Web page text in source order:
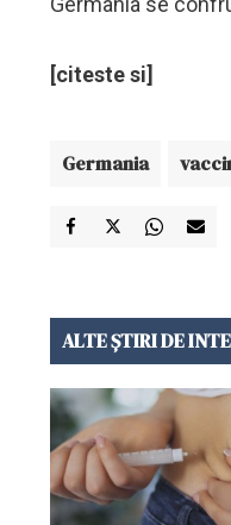
[citeste si]
Germania
ALTE ȘTIRI DE